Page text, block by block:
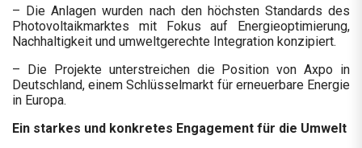
– Die Anlagen wurden nach den höchsten Standards des
Photovoltaikmarktes mit Fokus auf Energieoptimierung,
Nachhaltigkeit und umweltgerechte Integration konzipiert.
– Die Projekte unterstreichen die Position von Axpo in
Deutschland, einem Schlüsselmarkt für erneuerbare Energie
in Europa.
Ein starkes und konkretes Engagement für die Umwelt